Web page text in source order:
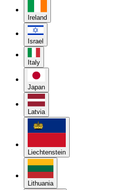
Ireland
Israel
Italy
Japan
Latvia
Liechtenstein
Lithuania